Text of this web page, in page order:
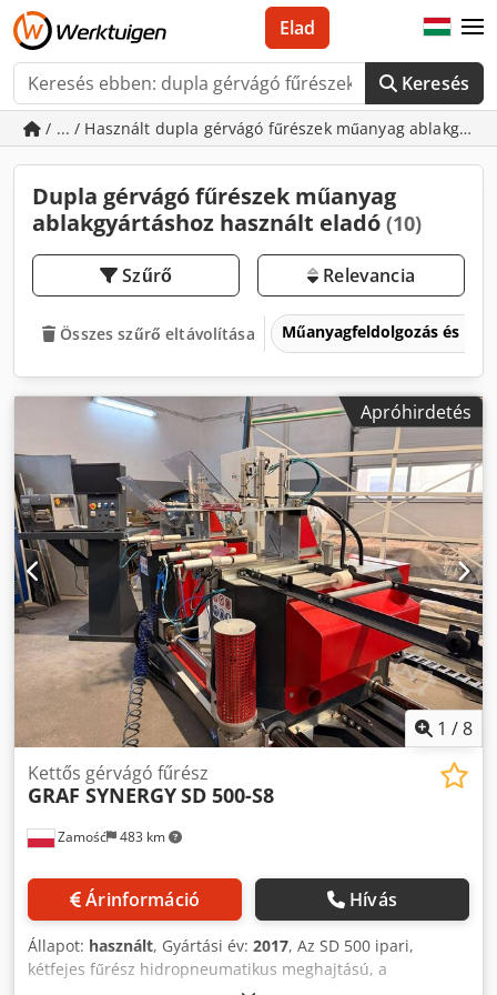
Keresés
Elad
/ ... / Használt dupla gérvágó fűrészek műanyag
Dupla gérvágó fűrészek műanyag
ablakgyártáshoz használt eladó (10)
Szűrő Relevancia
Összes szűrő eltávolítása Műanyagfeldolgozás és
Apróhirdetés
1 /8
Zamość 483 km
Kettős gérvágó fűrész
GRAF SYNERGYSD 500-S8
Árinformáció Hívás
Állapot: használt, Gyártási év: 2017, Az SD 500 ipari,
kétfejes fűrész hidropneumatikus meghajtású, a